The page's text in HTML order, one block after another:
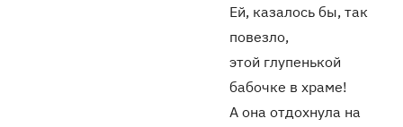
Ей, казалось бы, так
повезло,
этой глупенькой
бабочке в храме!
А она отдохнула на